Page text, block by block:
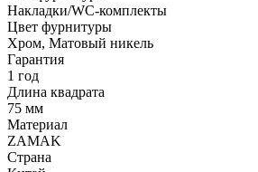
Накладки/WC-комплекты
Цвет фурнитуры
Хром, Матовый никель
Гарантия
1 год
Длина квадрата
75 мм
Материал
ZAMAK
Страна